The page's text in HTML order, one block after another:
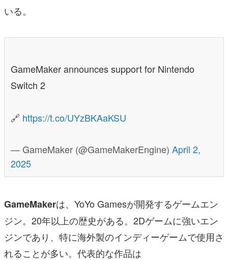
いる。
GameMaker announces support for Nintendo
Switch 2
🔗 https://t.co/UYzBKAaKSU
— GameMaker (@GameMakerEngine) April 2,
2025
GameMakerは、YoYo Gamesが開発するゲームエン
ジン。20年以上の歴史がある。2Dゲームに強いエン
ジンであり、特に海外製のインディーゲームで使用さ
れることが多い。代表的な作品は